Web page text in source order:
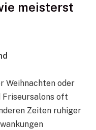
meisterst
Weihnachten oder
Friseursalons oft
Zeiten ruhiger